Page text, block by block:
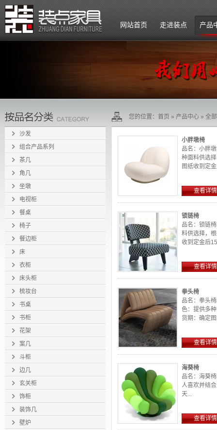
网站首页 走进装点
企业文化
组织架构
产品
沙发
组合产品系列
茶几
角几
坐墩
电视柜
餐桌
椅子
餐边柜
床
衣柜
床头柜
梳妆台
书桌
书柜
花架
案几
斗柜
边几
玄关柜
饰柜
装饰几
壁炉
您的位置： 首页 » 产品中心 » 全
小胖墩椅
品名：小胖
种面料供选
图纸收到定
查看详情
锁链椅
品名：锁链
料供选择，
收到定金后
查看详情
拳头椅
品名：拳头
色：提供多
货期：确定
查看详情
海葵椅
品名：海葵
人喜欢并结
天...
查看详情